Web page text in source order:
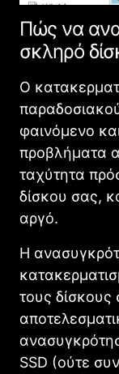
Πώς να
σκληρό
Ο
φαινόμενο
προβλήματα
ταχύτητα
δίσκου σας,
αργό.
Η
τους δίσκους
SSD (ούτε